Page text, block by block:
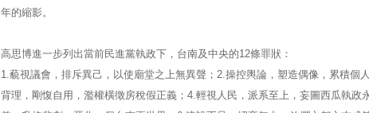
年的縮影。
高思博進一步列出當前民進黨執政下，台南及中央的12條罪狀：
1.藐視議會，排斥異己，以使廟堂之上無異聲；2.操控輿論，塑造偶像，累積個
背理，剛愎自用，濫權橫徵房稅假正義；4.輕視人民，派系至上，妄圖西瓜執政